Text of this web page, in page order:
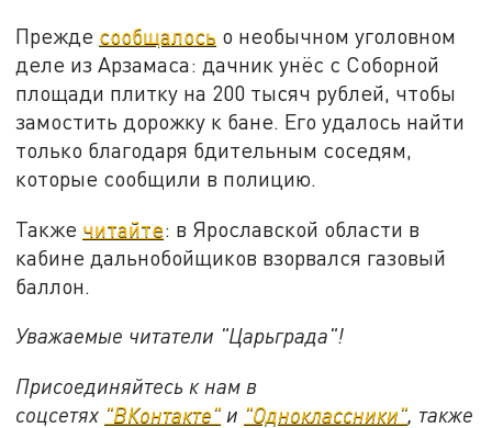
Прежде сообщалось о необычном уголовном
деле из Арзамаса: дачник унёс с Соборной
площади плитку на 200 тысяч рублей, чтобы
замостить дорожку к бане. Его удалось найти
только благодаря бдительным соседям,
которые сообщили в полицию.
Также читайте: в Ярославской области в
кабине дальнобойщиков взорвался газовый
баллон.
Уважаемые читатели "Царьграда"!
Присоединяйтесь к нам в
соцсетях "ВКонтакте" и "Одноклассники", также